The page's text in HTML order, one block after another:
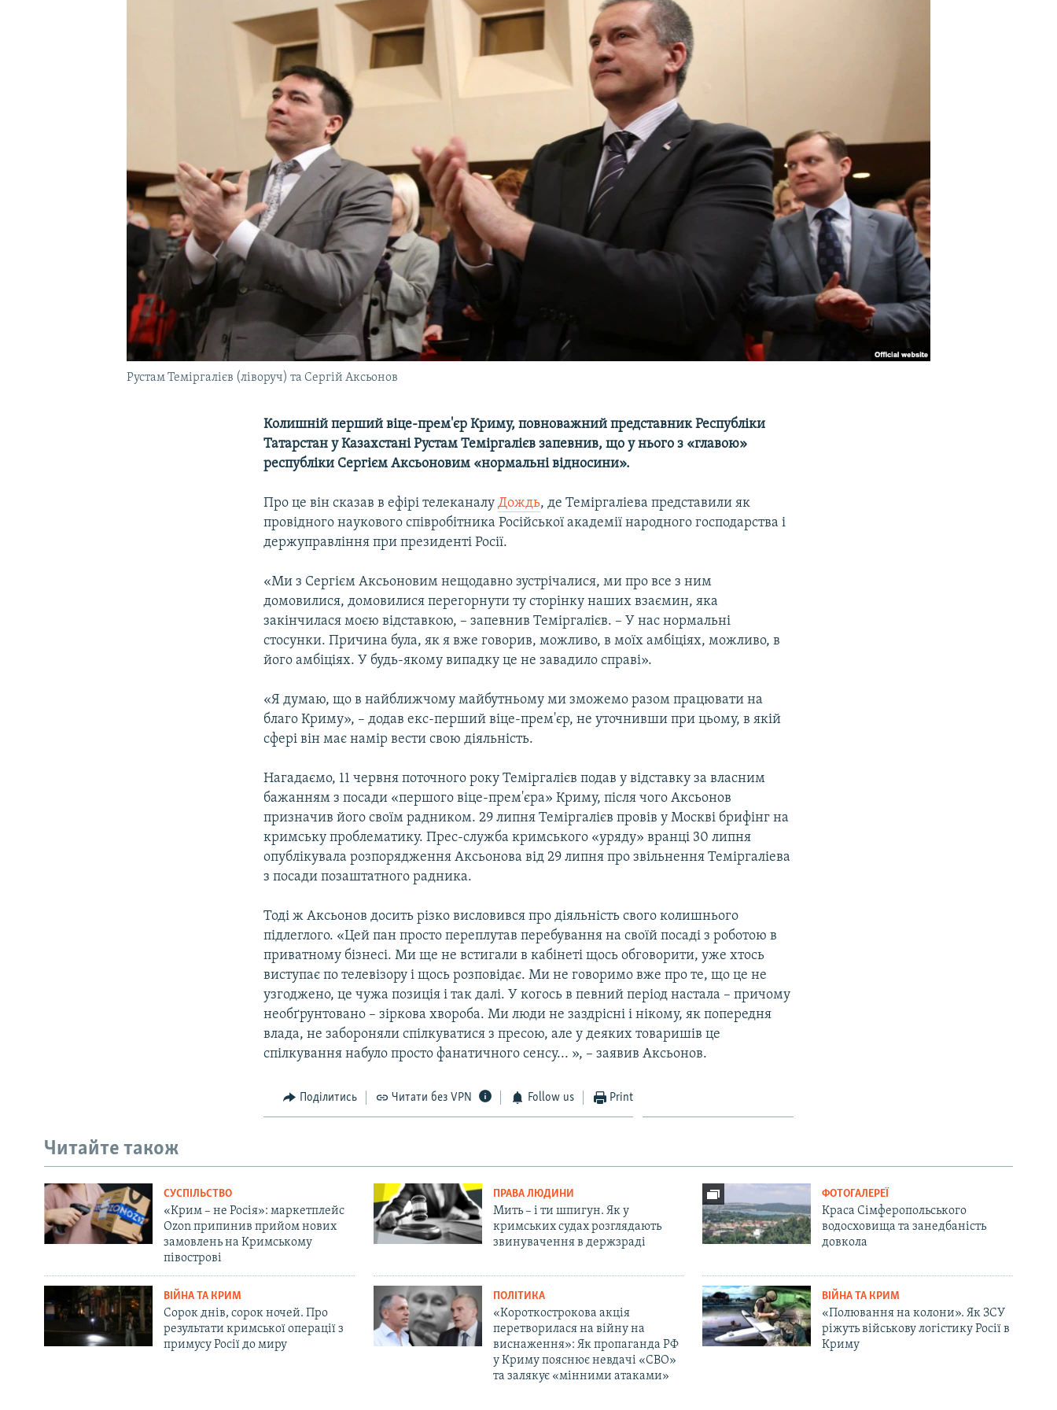
Рустам Теміргалієв (ліворуч) та Сергій Аксьонов
Колишній перший віце-прем'єр Криму, повноважний представник Республіки
Татарстан у Казахстані Рустам Теміргалієв запевнив, що у нього з «главою»
республіки Сергієм Аксьоновим «нормальні відносини».
Про це він сказав в ефірі телеканалуДождь, де Теміргаліева представили як
провідного наукового співробітника Російської академії народного господарства і
держуправління при президенті Росії.
«Ми з Сергієм Аксьоновим нещодавно зустрічалися, ми про все з ним
домовилися, домовилися перегорнути ту сторінку наших взаємин, яка
закінчилася моєю відставкою, – запевнив Теміргалієв. – У нас нормальні
стосунки. Причина була, як я вже говорив, можливо, в моїх амбіціях, можливо, в
його амбіціях. У будь-якому випадку це не завадило справі».
«Я думаю, що в найближчому майбутньому ми зможемо разом працювати на
благо Криму», – додав екс-перший віце-прем'єр, не уточнивши при цьому, в якій
сфері він має намір вести свою діяльність.
Нагадаємо, 11 червня поточного року Теміргалієв подав у відставку за власним
бажанням з посади «першого віце-прем'єра» Криму, після чого Аксьонов
призначив його своїм радником. 29 липня Теміргалієв провів у Москві брифінг на
кримську проблематику. Прес-служба кримського «уряду» вранці 30 липня
опублікувала розпорядження Аксьонова від 29 липня про звільнення Теміргаліева
з посади позаштатного радника.
Тоді ж Аксьонов досить різко висловився про діяльність свого колишнього
підлеглого. «Цей пан просто переплутав перебування на своїй посаді з роботою в
приватному бізнесі. Ми ще не встигали в кабінеті щось обговорити, уже хтось
виступає по телевізору і щось розповідає. Ми не говоримо вже про те, що це не
узгоджено, це чужа позиція і так далі. У когось в певний період настала – причому
необґрунтовано – зіркова хвороба. Ми люди не заздрісні і нікому, як попередня
влада, не забороняли спілкуватися з пресою, але у деяких товаришів це
спілкування набуло просто фанатичного сенсу... », – заявив Аксьонов.
Поділитись Читати без VPN Follow us Print
Читайте також
СУСПІЛЬСТВО
«Крим – не Росія»: маркетплейс
Ozon припинив прийом нових
замовлень на Кримському
півострові
ПРАВА ЛЮДИНИ
Мить – і ти шпигун. Як у
кримських судах розглядають
звинувачення в держзраді
ФОТОГАЛЕРЕЇ
Краса Сімферопольського
водосховища та занедбаність
довкола
ВІЙНА ТА КРИМ
Сорок днів, сорок ночей. Про
результати кримської операції з
примусу Росії до миру
ПОЛІТИКА
«Короткострокова акція
перетворилася на війну на
виснаження»: Як пропаганда РФ
у Криму пояснює невдачі «СВО»
та залякує «мінними атаками»
ВІЙНА ТА КРИМ
«Полювання на колони». Як ЗСУ
ріжуть військову логістику Росії в
Криму